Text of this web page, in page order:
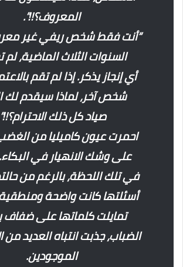
المعروف؟!!”.
“أنت فقط شخص ريفي غير
السنوات الثلاث الماضية،
أي إنجاز يذكر. إذا لم تقم
شخص آخر، لماذا سيقدم لك
صياد كل ذلك
احمرت عيون كاميليا من
على وشك الانهيار في
في تلك اللحظة، بالرغم من
أسئلتها كانت واضحة
تمايلت كلماتها على ضفاف
الضباب، جذبت انتباه العديد
الموجودين.